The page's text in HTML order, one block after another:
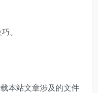
。
本站文章涉及的文件